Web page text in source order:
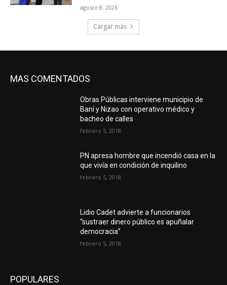
agosto 8, 2026
Cargar más
MAS COMENTADOS
Obras Públicas interviene municipio de
Baní y Nizao con operativo médico y
bacheo de calles
febrero 5, 2018
PN apresa hombre que incendió casa en la
que vivía en condición de inquilino
febrero 5, 2018
Lidio Cadet advierte a funcionarios
“sustraer dinero público es apuñalar
democracia”
febrero 5, 2018
POPULARES